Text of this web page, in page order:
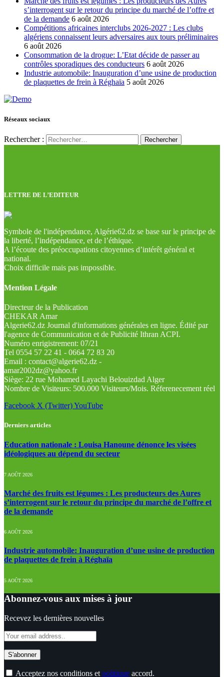
s’interrogent sur le retour du principe du marché de l’offre et
de la demande 6 août 2026
Compétitions africaines interclubs 2026-2027 : Les clubs
algériens connaissent leurs adversaires aux tours préliminaires
6 août 2026
Consommation de la drogue: L’Etat décide de passer au
contrôles sporadiques des conducteurs 6 août 2026
Industrie automobile: Inauguration d’une usine de production
de plaquettes de frein à Réghaïa 5 août 2026
Réseaux sociaux
Rechercher :
LETTRE DE L’EDITEUR
Symbole de l'indépendance, Algérie62.dz se base sur le principe de
la liberté, l’indépendance, et de l’éthique.
A l’écoute des préoccupations citoyennes d’intérêt général et
national.
Choix difficile mais pas impossible.
Mention Légale
Directeur de la Publication
CHEKAR Amar
Algerie62.dz Journal d'informations générales en ligne. Édité par
l'agence de Communication et de Publicité Ithran ACPI.
Numéro enrigistrement: 07/21
Tel 0554 57 22 41 - 0664 72 83 20
Email : contact@algerie62.dz -
amar2002dz@yahoo.fr
Siège: 22 rue Mohamed Layachi Belouizdad Alger
Nombre de Visiteurs: 500.000 Visiteurs/Mois. Réferenecement réel
Facebook X (Twitter)YouTube
Derniers articles
Education nationale : Louisa Hanoune dénonce les visées
idéologiques au dépend du secteur
7 AOÛT 2026
Marché des fruits est légumes : Les producteurs des Aures
s’interrogent sur le retour du principe du marché de l’offre et
de la demande
6 AOÛT 2026
Industrie automobile: Inauguration d’une usine de production
de plaquettes de frein à Réghaïa
5 AOÛT 2026
Abonnez-vous aux mises à jour
Recevez les dernières nouvelles
Acceptez nos conditions et politique accord.